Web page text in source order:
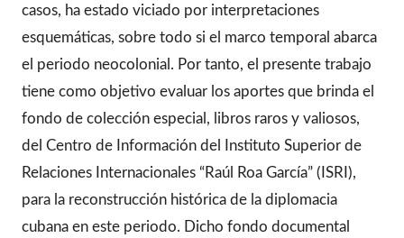
casos, ha estado viciado por interpretaciones
esquemáticas, sobre todo si el marco temporal abarca
el periodo neocolonial. Por tanto, el presente trabajo
tiene como objetivo evaluar los aportes que brinda el
fondo de colección especial, libros raros y valiosos,
del Centro de Información del Instituto Superior de
Relaciones Internacionales “Raúl Roa García” (ISRI),
para la reconstrucción histórica de la diplomacia
cubana en este periodo. Dicho fondo documental